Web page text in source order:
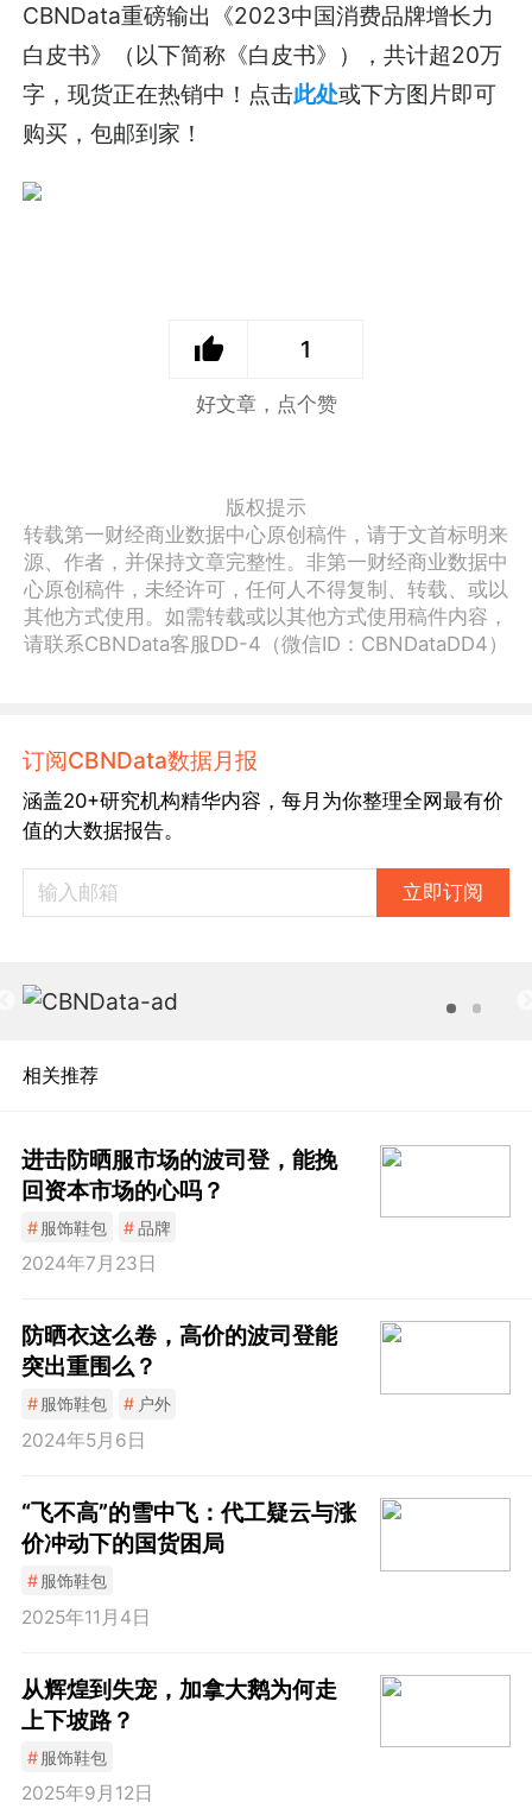
CBNData重磅输出《2023中国消费品牌增长力
白皮书》（以下简称《白皮书》），共计超20万
字，现货正在热销中！点击此处或下方图片即可
购买，包邮到家！
1
好文章，点个赞
版权提示
转载第一财经商业数据中心原创稿件，请于文首标明来
源、作者，并保持文章完整性。非第一财经商业数据中
心原创稿件，未经许可，任何人不得复制、转载、或以
其他方式使用。如需转载或以其他方式使用稿件内容，
请联系CBNData客服DD-4（微信ID：CBNDataDD4）
订阅CBNData数据月报
涵盖20+研究机构精华内容，每月为你整理全网最有价
值的大数据报告。
立即订阅
相关推荐
进击防晒服市场的波司登，能挽
回资本市场的心吗？
#服饰鞋包 #品牌
2024年7月23日
防晒衣这么卷，高价的波司登能
突出重围么？
#服饰鞋包 # 户外
2024年5月6日
“飞不高”的雪中飞：代工疑云与涨
价冲动下的国货困局
#服饰鞋包
2025年11月4日
从辉煌到失宠，加拿大鹅为何走
上下坡路？
#服饰鞋包
2025年9月12日